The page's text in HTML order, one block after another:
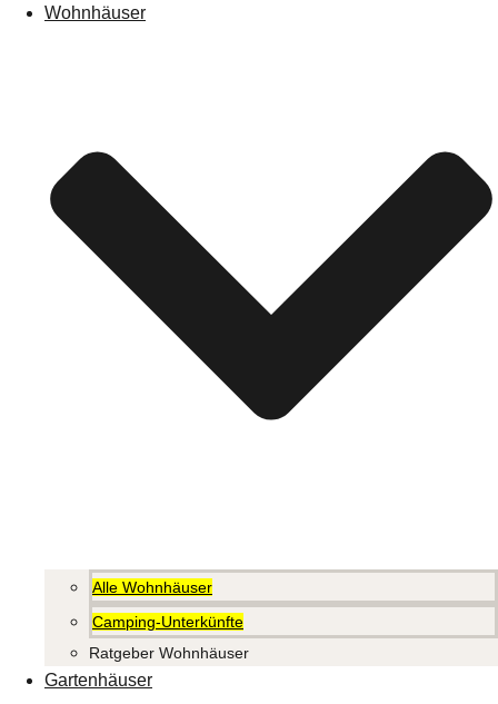
Wohnhäuser
Alle Wohnhäuser
Camping-Unterkünfte
Ratgeber Wohnhäuser
Gartenhäuser